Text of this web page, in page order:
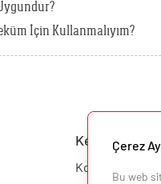
İçin Kullanmalıyım?
Keşfedin
Konfigüratör
Çerez
Bu web